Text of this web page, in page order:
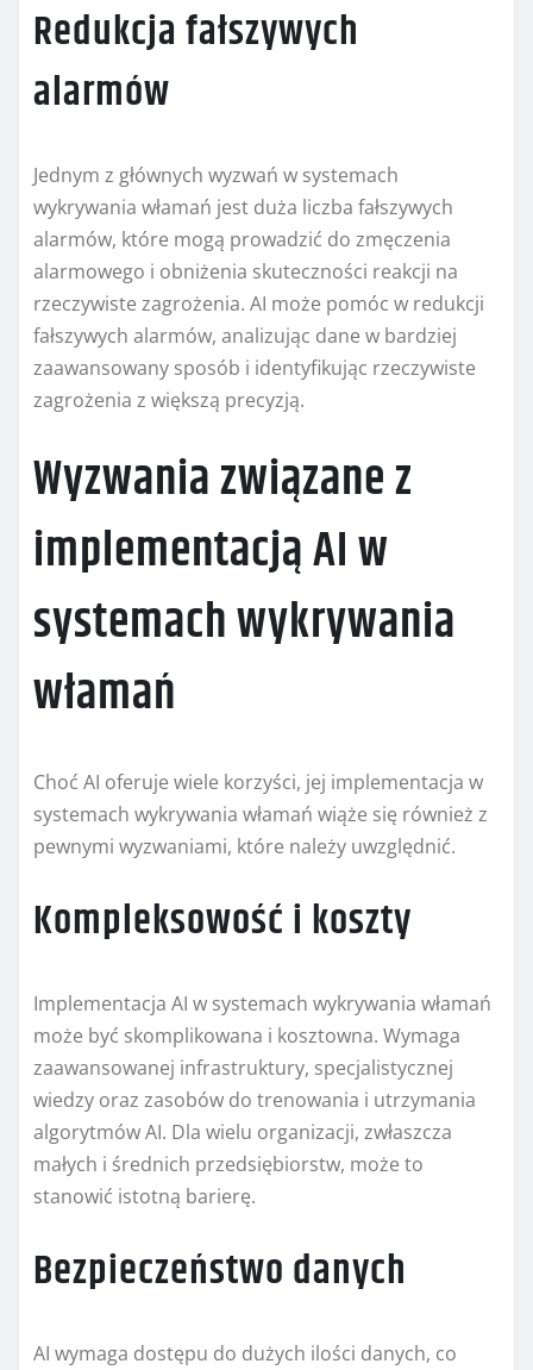
Redukcja fałszywych
alarmów
Jednym z głównych wyzwań w systemach
wykrywania włamań jest duża liczba fałszywych
alarmów, które mogą prowadzić do zmęczenia
alarmowego i obniżenia skuteczności reakcji na
rzeczywiste zagrożenia. AI może pomóc w redukcji
fałszywych alarmów, analizując dane w bardziej
zaawansowany sposób i identyfikując rzeczywiste
zagrożenia z większą precyzją.
Wyzwania związane z
implementacją AI w
systemach wykrywania
włamań
Choć AI oferuje wiele korzyści, jej implementacja w
systemach wykrywania włamań wiąże się również z
pewnymi wyzwaniami, które należy uwzględnić.
Kompleksowość i koszty
Implementacja AI w systemach wykrywania włamań
może być skomplikowana i kosztowna. Wymaga
zaawansowanej infrastruktury, specjalistycznej
wiedzy oraz zasobów do trenowania i utrzymania
algorytmów AI. Dla wielu organizacji, zwłaszcza
małych i średnich przedsiębiorstw, może to
stanowić istotną barierę.
Bezpieczeństwo danych
AI wymaga dostępu do dużych ilości danych, co